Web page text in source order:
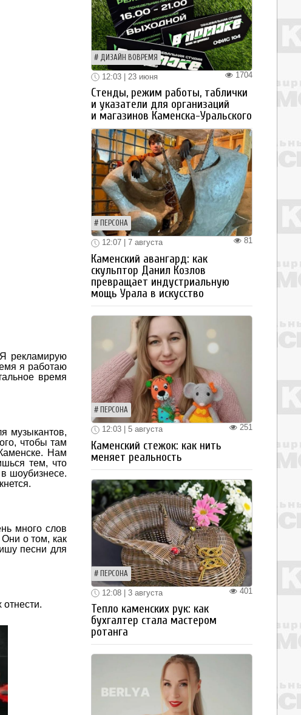
рекламирую
я работаю
время
музыкантов,
чтобы там
Нам
тем, что
шоубизнесе.
много слов
о том, как
песни для
ДИЗАЙН ВОВРЕМЯ
1704
12:03 | 23 июня
Стенды, режим работы, таблички
и указатели для организаций
и магазинов Каменска-Уральского
ПЕРСОНА
81
12:07 | 7 августа
Каменский авангард: как
скульптор Данил Козлов
превращает индустриальную
мощь Урала в искусство
ПЕРСОНА
251
12:03 | 5 августа
Каменский стежок: как нить
меняет реальность
ПЕРСОНА
401
12:08 | 3 августа
Тепло каменских рук: как
бухгалтер стала мастером
ротанга